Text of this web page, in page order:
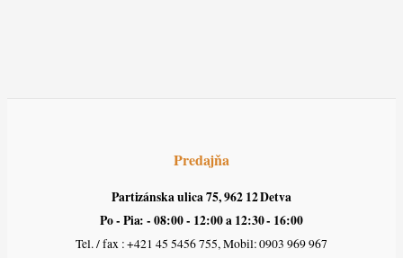
Predajňa
Partizánska ulica 75, 962 12 Detva
Po - Pia: - 08:00 - 12:00 a 12:30 - 16:00
Tel. / fax : +421 45 5456 755, Mobil: 0903 969 967